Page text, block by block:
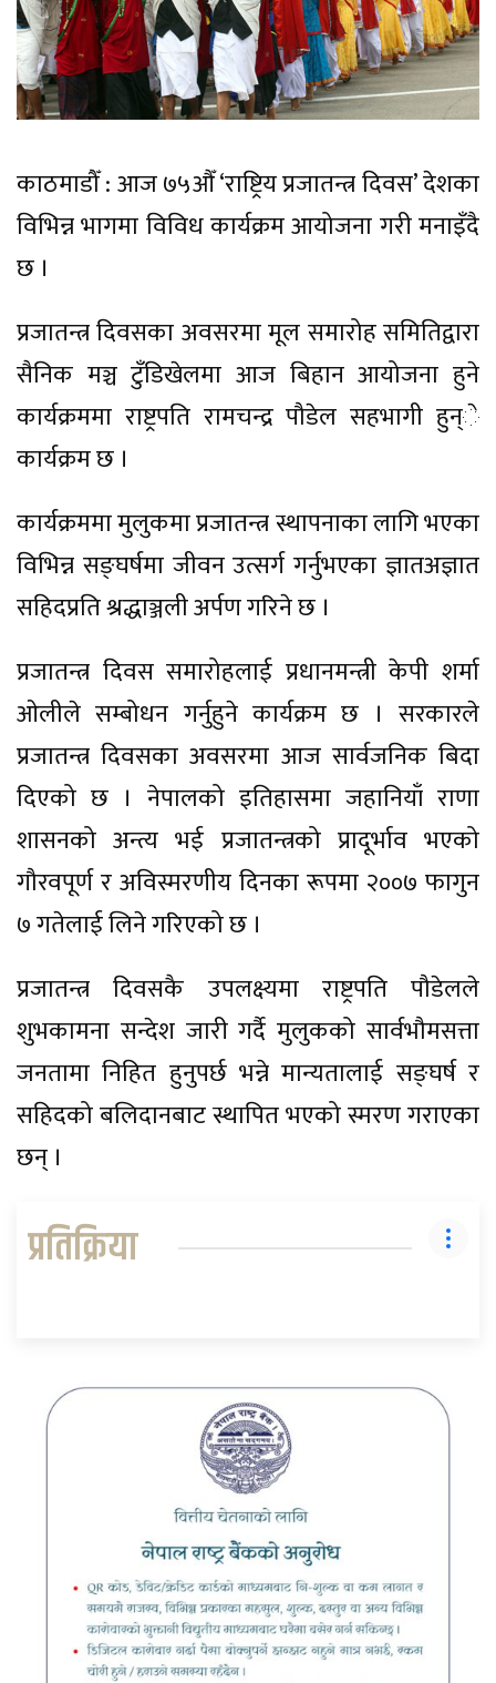
काठमाडौँ : आज ७५औँ ‘राष्ट्रिय प्रजातन्त्र दिवस’ देशका
विभिन्न भागमा विविध कार्यक्रम आयोजना गरी मनाइँदै
छ ।
प्रजातन्त्र दिवसका अवसरमा मूल समारोह समितिद्वारा
सैनिक मञ्च टुँडिखेलमा आज बिहान आयोजना हुने
कार्यक्रममा राष्ट्रपति रामचन्द्र पौडेल सहभागी हुन्े
कार्यक्रम छ ।
कार्यक्रममा मुलुकमा प्रजातन्त्र स्थापनाका लागि भएका
विभिन्न सङ्घर्षमा जीवन उत्सर्ग गर्नुभएका ज्ञातअज्ञात
सहिदप्रति श्रद्धाञ्जली अर्पण गरिने छ ।
प्रजातन्त्र दिवस समारोहलाई प्रधानमन्त्री केपी शर्मा
ओलीले सम्बोधन गर्नुहुने कार्यक्रम छ । सरकारले
प्रजातन्त्र दिवसका अवसरमा आज सार्वजनिक बिदा
दिएको छ । नेपालको इतिहासमा जहानियाँ राणा
शासनको अन्त्य भई प्रजातन्त्रको प्रादूर्भाव भएको
गौरवपूर्ण र अविस्मरणीय दिनका रूपमा २००७ फागुन
७ गतेलाई लिने गरिएको छ ।
प्रजातन्त्र दिवसकै उपलक्ष्यमा राष्ट्रपति पौडेलले
शुभकामना सन्देश जारी गर्दै मुलुकको सार्वभौमसत्ता
जनतामा निहित हुनुपर्छ भन्ने मान्यतालाई सङ्घर्ष र
सहिदको बलिदानबाट स्थापित भएको स्मरण गराएका
छन् ।
प्रतिक्रिया